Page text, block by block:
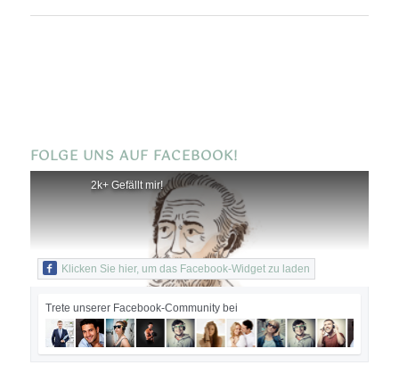
FOLGE UNS AUF FACEBOOK!
2k+ Gefällt mir!
Klicken Sie hier, um das Facebook-Widget zu laden
Trete unserer Facebook-Community bei